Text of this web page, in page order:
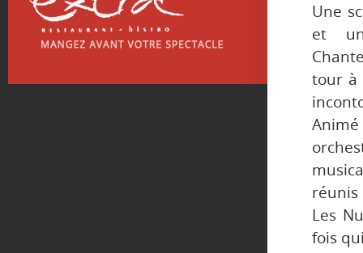
Une
et
tour à
réunis
Les
fois